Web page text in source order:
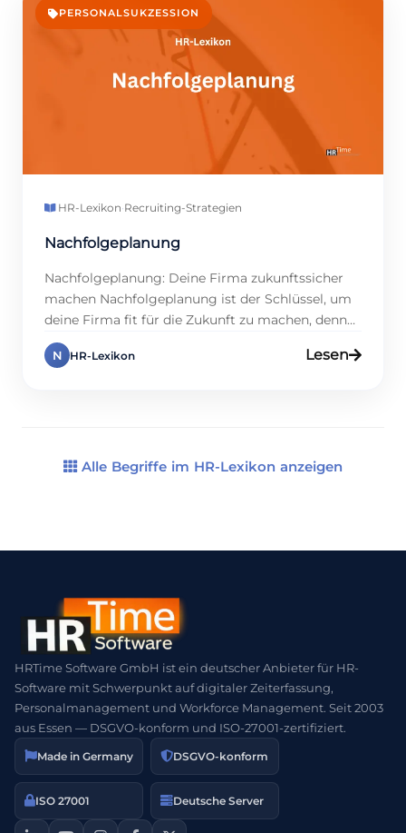
PERSONALSUKZESSION
HR-Lexikon·Recruiting-Strategien
Nachfolgeplanung
Nachfolgeplanung: Deine Firma zukunftssicher
machen Nachfolgeplanung ist der Schlüssel, um
deine Firma fit für die Zukunft zu machen, denn
sie sichert Talente und Wissen. Warum ist das
entscheidend? Studien zeigen, dass 75 % der
N HR-Lexikon Lesen
Alle Begriffe im HR-Lexikon anzeigen
HRTime Software GmbH ist ein deutscher Anbieter für HR-
Software mit Schwerpunkt auf digitaler Zeiterfassung,
Personalmanagement und Workforce Management. Seit 2003
aus Essen — DSGVO-konform und ISO-27001-zertifiziert.
Made in Germany DSGVO-konform
ISO 27001 Deutsche Server